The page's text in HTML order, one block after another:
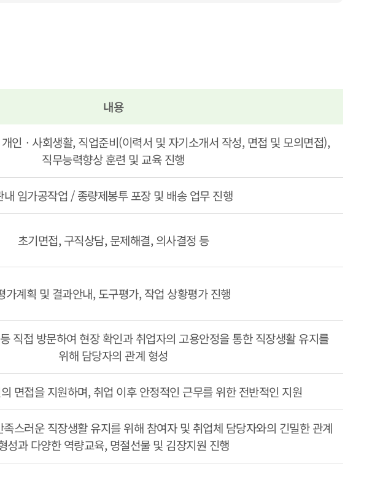
내용
인ㆍ사회생활, 직업준비(이력서 및 자기소개서 작성, 면접 및 모의면접),
직무능력향상 훈련 및 교육 진행
내 임가공작업 / 종량제봉투 포장 및 배송 업무 진행
초기면접, 구직상담, 문제해결, 의사결정 등
가계획 및 결과안내, 도구평가, 작업 상황평가 진행
직접 방문하여 현장 확인과 취업자의 고용안정을 통한 직장생활 유지를
위해 담당자의 관계 형성
면접을 지원하며, 취업 이후 안정적인 근무를 위한 전반적인 지원
스러운 직장생활 유지를 위해 참여자 및 취업체 담당자와의 긴밀한 관계
성과 다양한 역량교육, 명절선물 및 김장지원 진행